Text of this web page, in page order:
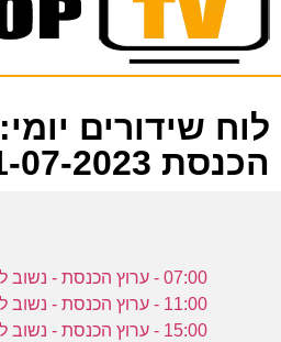
לוח שידורים
הכנסת 01-07-2023
07:00 - ערוץ הכנסת - נשוב לשדר ב-20:45
11:00 - ערוץ הכנסת - נשוב לשדר ב-20:45
15:00 - ערוץ הכנסת - נשוב לשדר ב-20:45